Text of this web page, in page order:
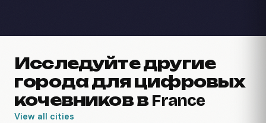
Исследуйте другие
города для цифровых
кочевников в France
View all cities